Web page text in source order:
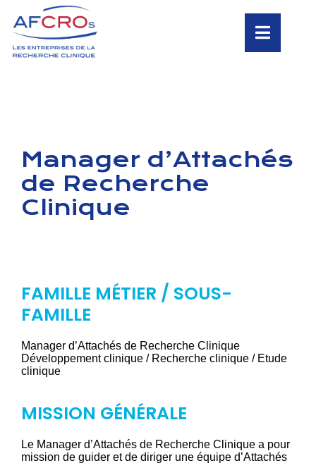
Manager d’Attachés
de Recherche
Clinique
FAMILLE MÉTIER / SOUS-
FAMILLE
Manager d’Attachés de Recherche Clinique
Développement clinique / Recherche clinique / Etude
clinique
MISSION GÉNÉRALE
Le Manager d’Attachés de Recherche Clinique a pour
mission de guider et de diriger une équipe d’Attachés